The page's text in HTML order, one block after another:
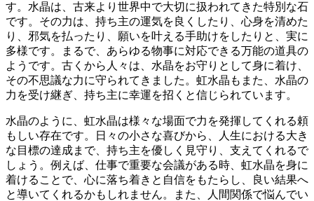
す。 水晶は、古来より世界中で大切に扱われてきた特別な石
です。その力は、持ち主の運気を良くしたり、心身を清めた
り、邪気を払ったり、願いを叶える手助けをしたりと、実に
多様です。まるで、あらゆる物事に対応できる万能の道具の
ようです。古くから人々は、水晶をお守りとして身に着け、
その不思議な力に守られてきました。虹水晶もまた、水晶の
力を受け継ぎ、持ち主に幸運を招くと信じられています。
水晶のように、 虹水晶は様々な場面で力を発揮してくれる頼
もしい存在です。日々の小さな喜びから、人生における大き
な目標の達成まで、持ち主を優しく見守り、支えてくれるで
しょう。例えば、仕事で重要な会議がある時、虹水晶を身に
着けることで、心に落ち着きと自信をもたらし、良い結果へ
と導いてくれるかもしれません。また、人間関係で悩んでい